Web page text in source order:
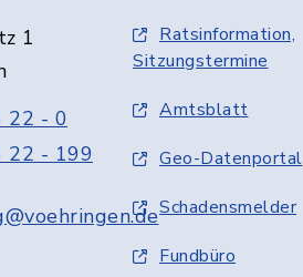
1
22 - 0
22 - 199
Ratsinformation,
Sitzungstermine
Amtsblatt
Geo-Datenportal
Schadensmelder
Fundbüro